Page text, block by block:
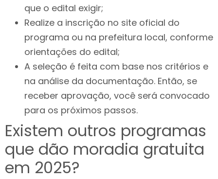
que o edital exigir;
Realize a inscrição no site oficial do
programa ou na prefeitura local, conforme
orientações do edital;
A seleção é feita com base nos critérios e
na análise da documentação. Então, se
receber aprovação, você será convocado
para os próximos passos.
Existem outros programas
que dão moradia gratuita
em 2025?